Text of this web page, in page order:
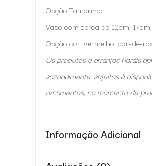
Opção Tamanho:
Vaso com cerca de 12cm,
Opção cor: vermelho, cor-de-
Os produtos e arranjos florais
sazonalmente, sujeitos à
ornamentos, no momento de
Informação Adicional